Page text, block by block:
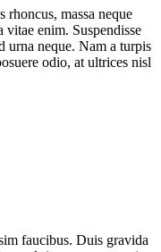
rhoncus, massa neque
enim. Suspendisse
urna neque. Nam a turpis
odio, at ultrices nisl
faucibus. Duis gravida